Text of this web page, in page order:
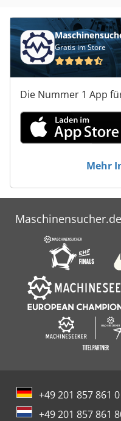
Gratis im Store
Die Nummer 1 App
Mehr
+49 201 857 861 0
+49 201 857 861